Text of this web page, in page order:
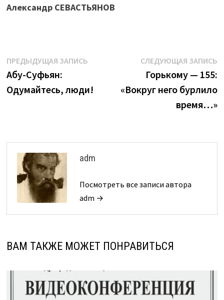
Александр СЕВАСТЬЯНОВ
Навигация
по
записям
ПРЕДЫДУЩАЯ ЗАПИСЬПредыдущая
Абу-Суфьян:
Одумайтесь, люди!
СЛЕДУЮЩАЯ ЗАПИСЬ
Горькому — 155:
«Вокруг него бурлило
время…»
adm
Посмотреть все записи автора
adm →
ВАМ ТАКЖЕ МОЖЕТ ПОНРАВИТЬСЯ